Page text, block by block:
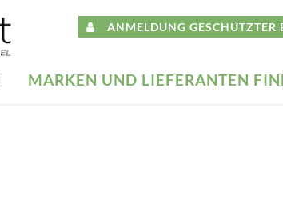
ANMELDUNG GESCHÜTZTER
MARKEN UND LIEFERANTEN